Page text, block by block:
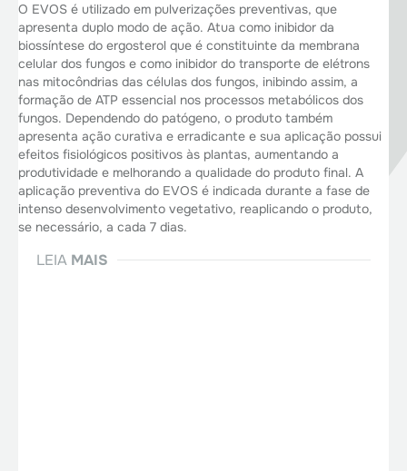
O EVOS é utilizado em pulverizações preventivas, que
apresenta duplo modo de ação. Atua como inibidor da
biossíntese do ergosterol que é constituinte da membrana
celular dos fungos e como inibidor do transporte de elétrons
nas mitocôndrias das células dos fungos, inibindo assim, a
formação de ATP essencial nos processos metabólicos dos
fungos. Dependendo do patógeno, o produto também
apresenta ação curativa e erradicante e sua aplicação possui
efeitos fisiológicos positivos às plantas, aumentando a
produtividade e melhorando a qualidade do produto final. A
aplicação preventiva do EVOS é indicada durante a fase de
intenso desenvolvimento vegetativo, reaplicando o produto,
se necessário, a cada 7 dias.
LEIA MAIS